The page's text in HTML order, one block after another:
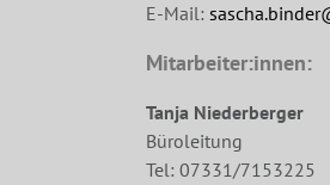
E-Mail:
Mitarbeiter:innen:
Tanja Niederberger
Büroleitung
Tel: 07331/7153225